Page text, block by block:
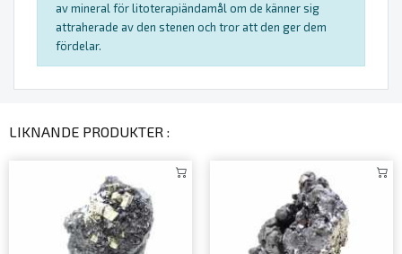
av mineral för litoterapiändamål om de känner sig
attraherade av den stenen och tror att den ger dem
fördelar.
LIKNANDE PRODUKTER :